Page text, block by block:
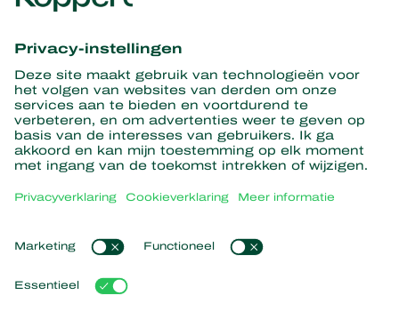
Ontvang het laatste nieuws en
informatie
Hier aanmelden
Partners with Nature
Roofmijten
Roofinsecten
Nuttige nematoden
Nuttige micro-organismen
Gewasbescherming
Nieuws en informatie
Duurzaamheid
Werken bij Koppert
Populaire links
Ervaringen van klanten